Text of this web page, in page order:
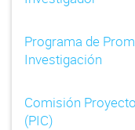
Programa de
Investigación
Comisión
(PIC)